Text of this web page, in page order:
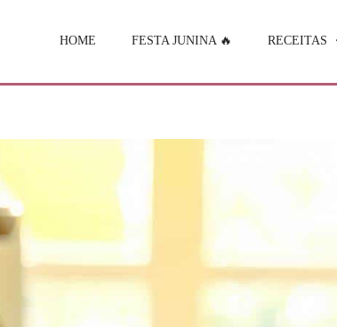
HOME FESTA JUNINA 🔥 RECEITAS